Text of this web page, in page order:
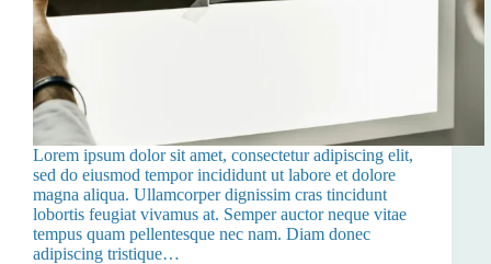
Lorem ipsum dolor sit amet, consectetur adipiscing elit,
sed do eiusmod tempor incididunt ut labore et dolore
magna aliqua. Ullamcorper dignissim cras tincidunt
lobortis feugiat vivamus at. Semper auctor neque vitae
tempus quam pellentesque nec nam. Diam donec
adipiscing tristique…